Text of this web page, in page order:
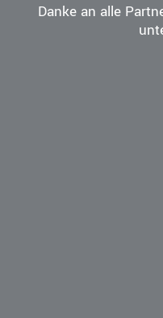
Danke an alle